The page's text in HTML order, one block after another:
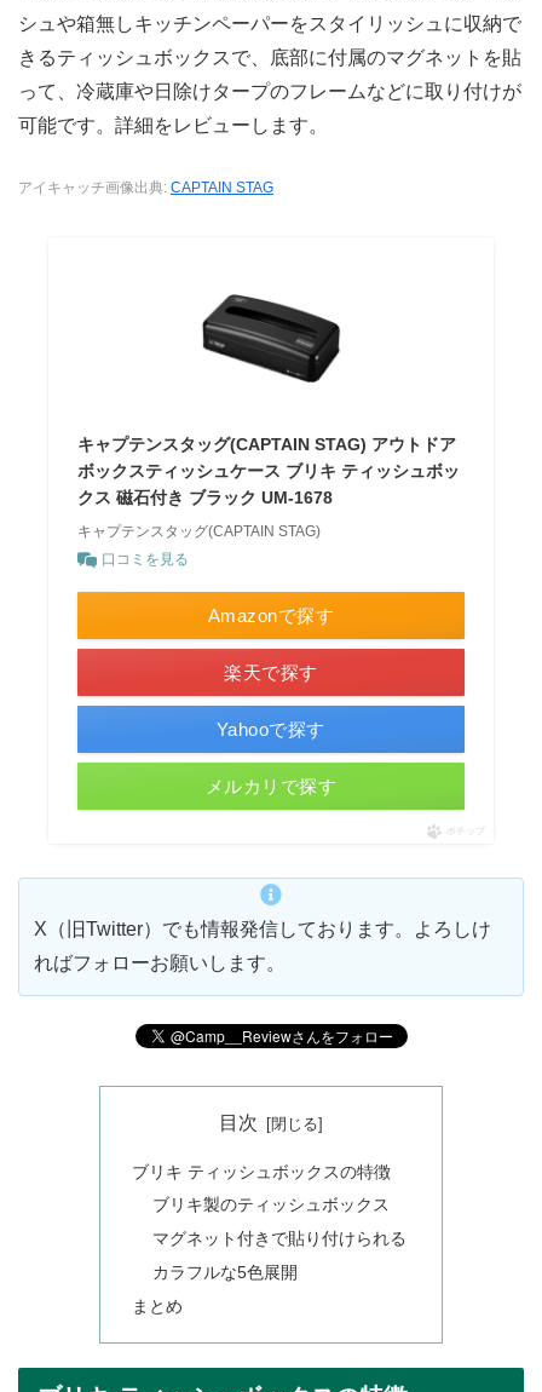
シュや箱無しキッチンペーパーをスタイリッシュに収納で
きるティッシュボックスで、底部に付属のマグネットを貼
って、冷蔵庫や日除けタープのフレームなどに取り付けが
可能です。詳細をレビューします。
アイキャッチ画像出典: CAPTAIN STAG
キャプテンスタッグ(CAPTAIN STAG) アウトドア
ボックスティッシュケース ブリキ ティッシュボッ
クス 磁石付き ブラック UM-1678
キャプテンスタッグ(CAPTAIN STAG)
口コミを見る
Amazonで探す
楽天で探す
Yahooで探す
メルカリで探す
ポチップ
X（旧Twitter）でも情報発信しております。よろしけ
ればフォローお願いします。
目次
ブリキ ティッシュボックスの特徴
ブリキ製のティッシュボックス
マグネット付きで貼り付けられる
カラフルな5色展開
まとめ